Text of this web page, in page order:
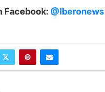
Facebook: @Iberonews